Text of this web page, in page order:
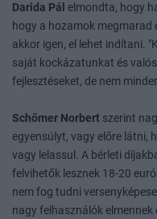
Darida Pál elmondta, hogy
hogy a hozamok megmarad
akkor igen, el lehet indítani.
saját kockázatunkat és
fejlesztéseket, de nem
Schőmer Norbert szerint
egyensúlyt, vagy előre látni,
vagy lelassul. A bérleti
felvihetők lesznek 18-20
nem fog tudni
nagy felhasználók